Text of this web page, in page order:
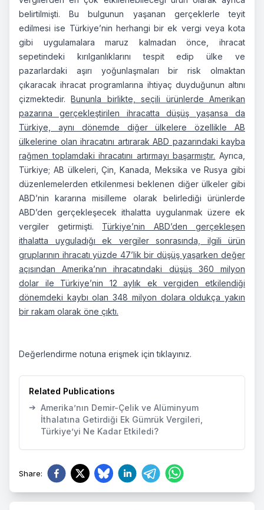
belirtilmişti. Bu bulgunun yaşanan gerçeklerle teyit
edilmesi ise Türkiye’nin herhangi bir ek vergi veya kota
gibi uygulamalara maruz kalmadan önce, ihracat
sepetindeki kırılganlıklarını tespit edip ülke ve
pazarlardaki aşırı yoğunlaşmaları bir risk olmaktan
çıkaracak ihracat programlarına ihtiyaç duyduğunun altını
çizmektedir.Bununla birlikte, seçili ürünlerde Amerikan
pazarına gerçekleştirilen ihracatta düşüş yaşansa da
Türkiye, aynı dönemde diğer ülkelere özellikle AB
ülkelerine olan ihracatını artırarak ABD pazarındaki kayba
rağmen toplamdaki ihracatını artırmayı başarmıştır. Ayrıca,
Türkiye; AB ülkeleri, Çin, Kanada, Meksika ve Rusya gibi
düzenlemelerden etkilenmesi beklenen diğer ülkeler gibi
ABD’nin kararına misilleme olarak belirlediği ürünlerde
ABD’den gerçekleşecek ithalatta uygulanmak üzere ek
vergiler getirmişti. Türkiye’nin ABD’den gerçekleşen
ithalatta uyguladığı ek vergiler sonrasında, ilgili ürün
gruplarının ihracatı yüzde 47’lik bir düşüş yaşarken değer
açısından Amerika’nın ihracatındaki düşüş 360 milyon
dolar ile Türkiye’nin 12 aylık ek vergiden etkilendiği
dönemdeki kaybı olan 348 milyon dolara oldukça yakın
bir rakam olarak öne çıktı.
Değerlendirme notuna erişmek içintıklayınız.
Related Publications
➔ Amerika’nın Demir-Çelik ve Alüminyum
İthalatına Getirdiği Ek Gümrük Vergileri,
Türkiye’yi Ne Kadar Etkiledi?
Share: